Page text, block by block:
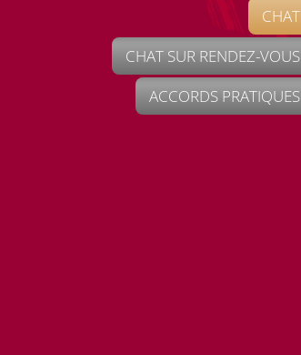
CHAT
CHAT SUR RENDEZ-VOUS
ACCORDS PRATIQUES